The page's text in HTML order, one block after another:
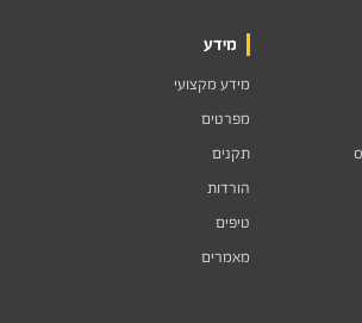
מידע
מידע מקצועי
מפרטים
תקנים
הורדות
טיפים
מאמרים